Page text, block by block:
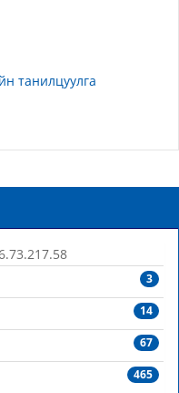
танилцуулга
3
14
67
465